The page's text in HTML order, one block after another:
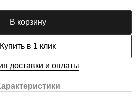
В корзину
Купить в 1 клик
доставки и оплаты